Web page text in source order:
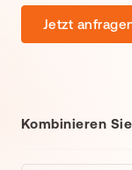
Jetzt
Kombinieren